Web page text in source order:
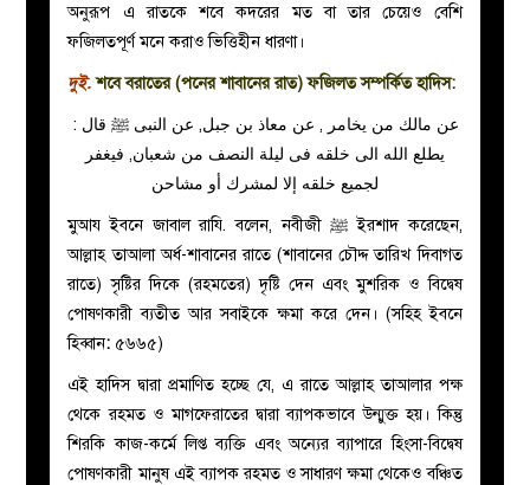
অনুরূপ এ রাতকে শবে কদরের মত বা তার চেয়েও বেশি
ফজিলতপূর্ণ মনে করাও ভিত্তিহীন ধারণা।
দুই. শবে বরাতের (পনের শাবানের রাত) ফজিলত সম্পর্কিত হাদিস:
عن مالك من يخامر , عن معاذ بن جبل, عن النبى ﷺ قال :
يطلع الله الى خلقه فى ليلة النصف من شعبان, فيغفر
لجميع خلقه إلا لمشرك أو مشاحن
মুআয ইবনে জাবালরাযি. বলেন, নবীজী ﷺ ইরশাদ করেছেন,
আল্লাহ তাআলা অর্ধ-শাবানের রাতে (শাবানের চৌদ্দ তারিখ দিবাগত
রাতে) সৃষ্টির দিকে (রহমতের) দৃষ্টি দেন এবং মুশরিক ও বিদ্বেষ
পোষণকারী ব্যতীত আর সবাইকে ক্ষমা করে দেন। (সহিহ ইবনে
হিব্বান: ৫৬৬৫)
এই হাদিস দ্বারা প্রমাণিত হচ্ছে যে, এ রাতে আল্লাহ তাআলার পক্ষ
থেকে রহমত ও মাগফেরাতের দ্বারা ব্যাপকভাবে উন্মুক্ত হয়। কিন্তু
শিরকি কাজ-কর্মে লিপ্ত ব্যক্তি এবং অন্যের ব্যাপারে হিংসা-বিদ্বেষ
পোষণকারী মানুষ এই ব্যাপক রহমত ও সাধারণ ক্ষমা থেকেও বঞ্চিত